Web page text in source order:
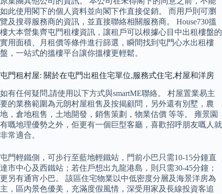
如此使用閣下的個人資料並向閣下作直接促銷。 而用戶則可瀏
覽及搜尋服務商的資訊，並直接聯絡相關服務商。 House730搵
樓大本營集齊屯門租樓資訊，讓租戶可以根據心目中出租樓盤的
實用面積、月租價等條件進行篩選，瞬間找到屯門心水出租樓
盤，一站式的搵樓平台讓你搵樓更輕鬆。
屯門租村屋: 關於在屯門出租住宅單位,服務式住宅,村屋和洋房
如有任何疑問,請使用以下方式與smartME聯絡。 村屋置業易主
要的業務範圍為元朗村屋租售及按揭顧問，另外還有別墅，農
地，倉地租售，土地開發，銷售策劃，物業估價 等等。 雍景園
有嘅地理優勢之外，佢更有一個巨型客廳，喜歡招呼朋友嘅人就
非常適合。
屯門輕鐵側，可步行至藍地輕鐵站，門前小巴只需10-15分鐘直
達市中心及西鐵站；若住戶想出九龍港島，則只需30-45分鐘；
更另有通宵小巴。 該區住宅物業以中低密度分層及海景洋房為
主，區內景色優美，充滿度假風情，深受用家及長線投資客追